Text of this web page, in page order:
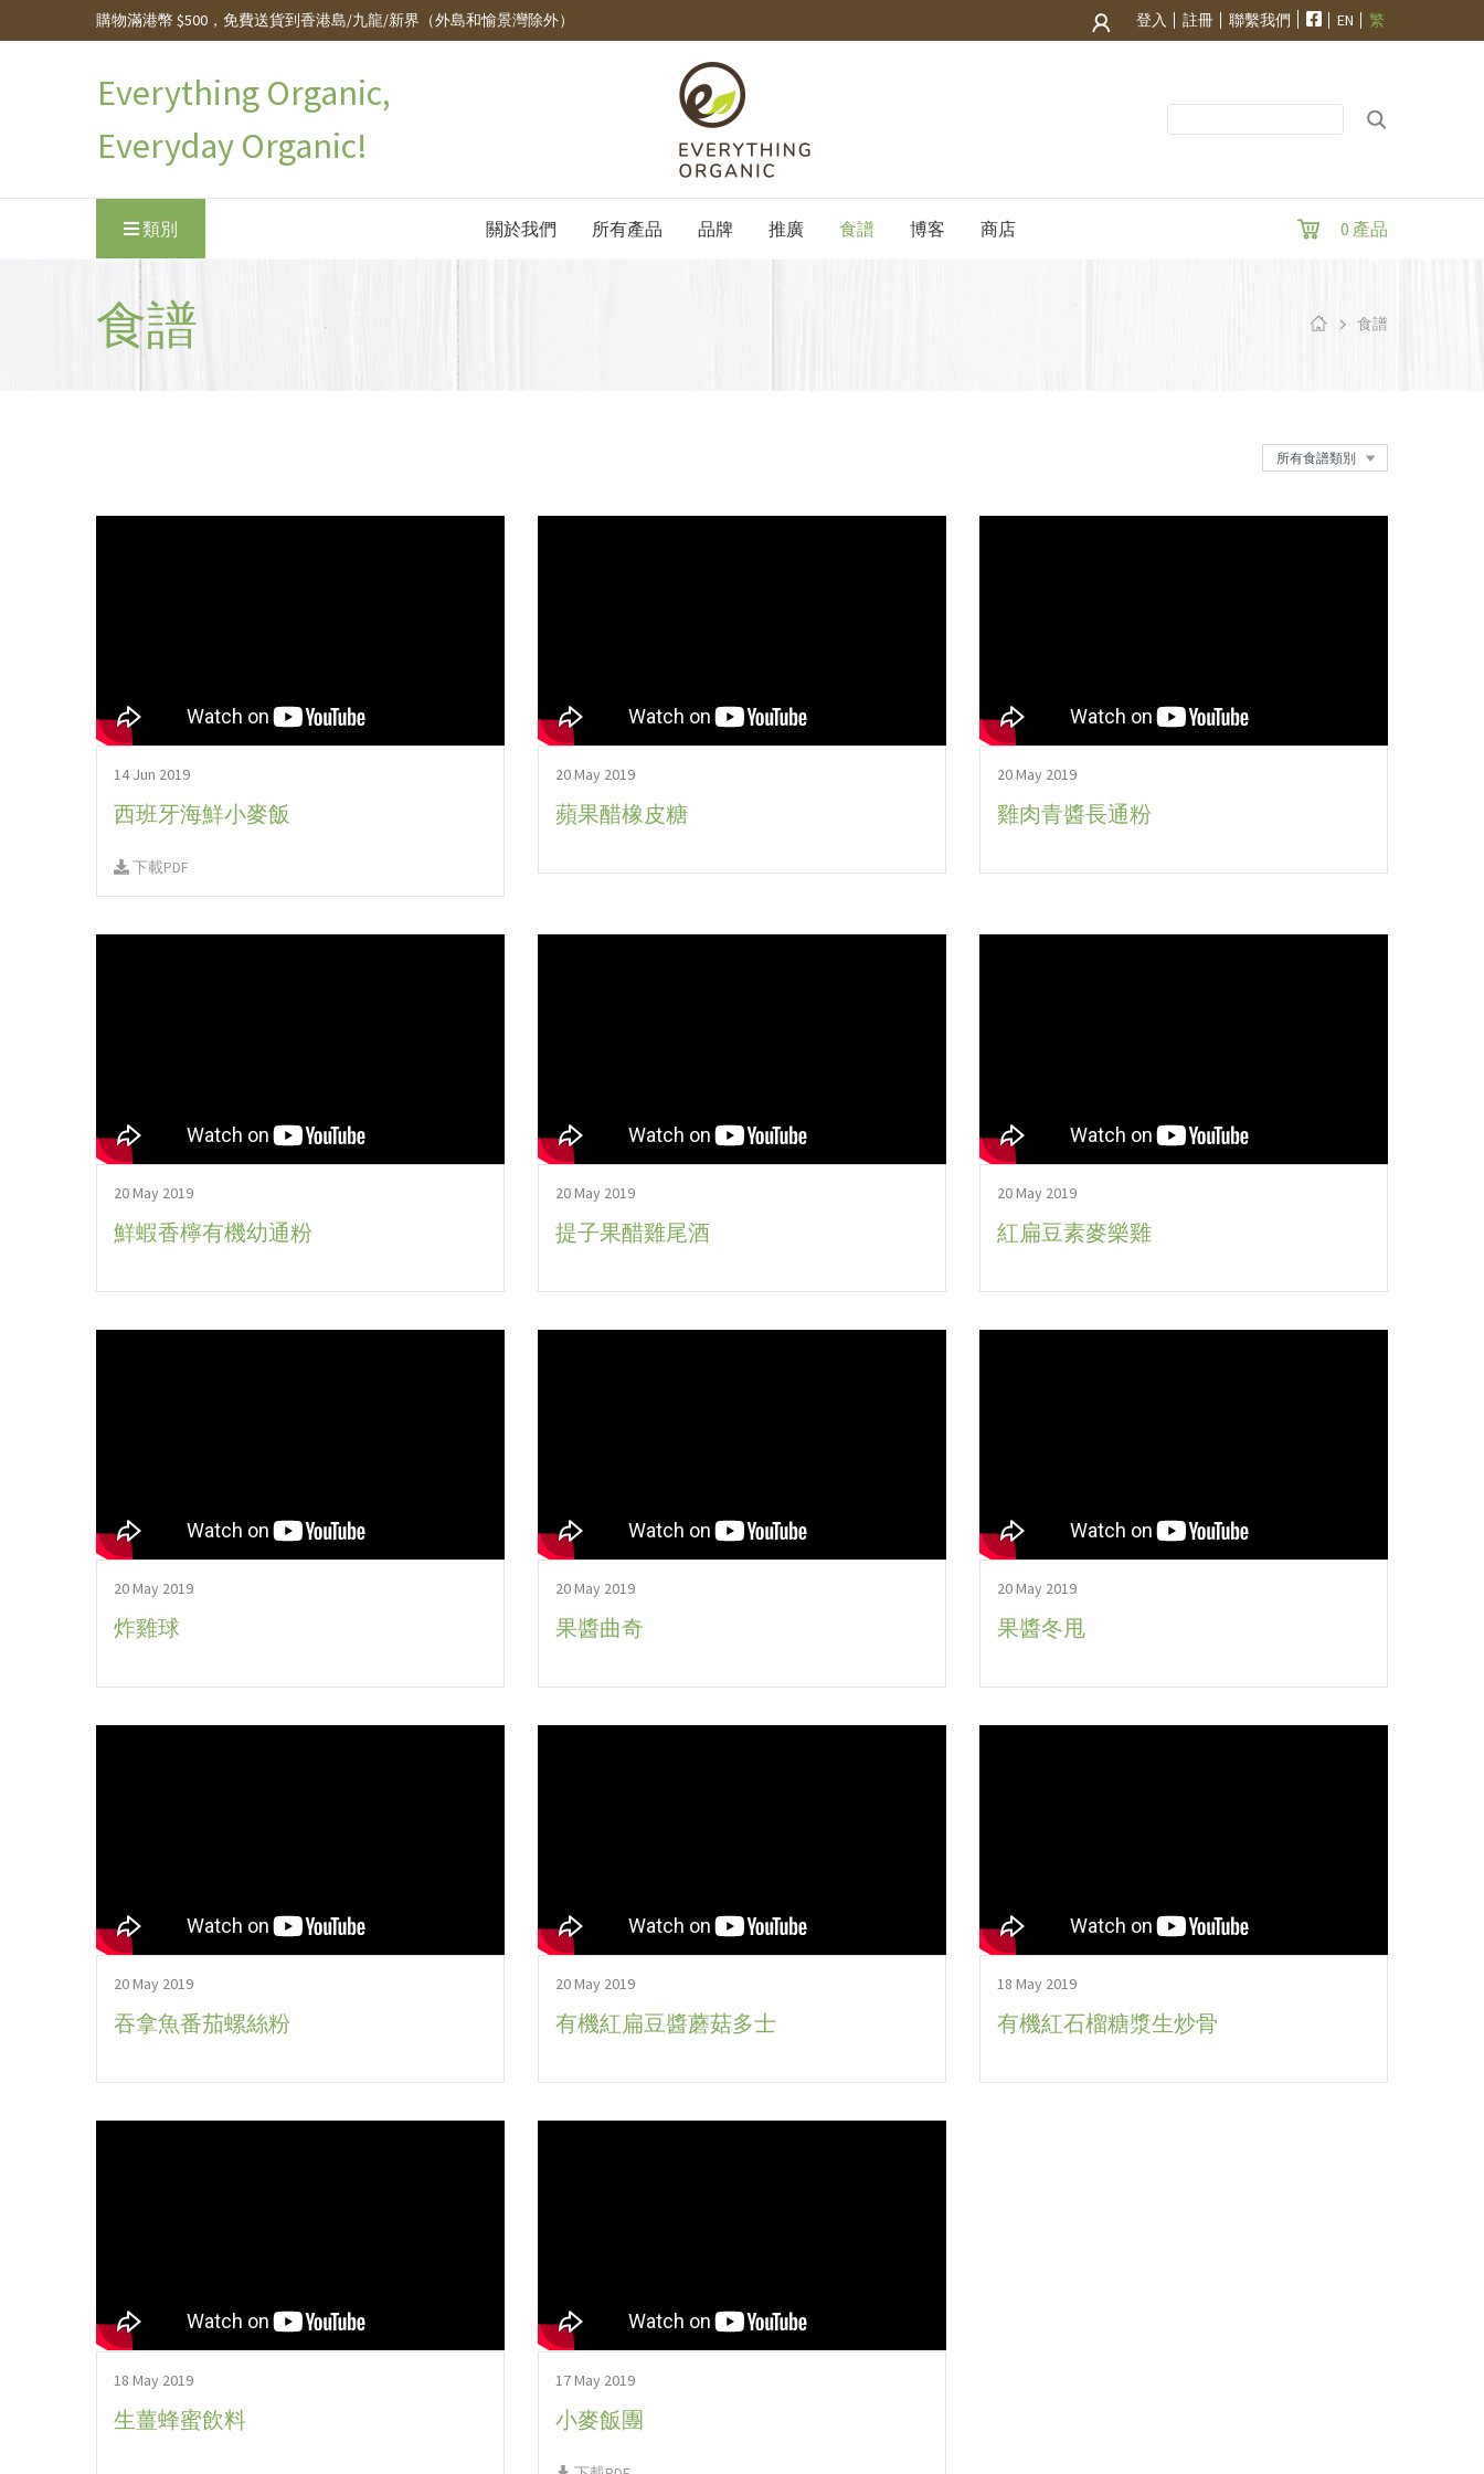
登入 註冊 聯繫我們 EN 繁
購物滿港幣 $500，免費送貨到香港島/九龍/新界（外島和愉景灣除外）
Everything Organic,
Everyday Organic!
類別 關於我們 所有產品 品牌 推廣 食譜 博客 商店 0 產品
食譜 食譜
14 Jun 2019
西班牙海鮮小麥飯
下載PDF
20 May 2019
蘋果醋橡皮糖
20 May 2019
雞肉青醬長通粉
20 May 2019
鮮蝦香檸有機幼通粉
20 May 2019
提子果醋雞尾酒
20 May 2019
紅扁豆素麥樂雞
20 May 2019
炸雞球
20 May 2019
果醬曲奇
20 May 2019
果醬冬甩
20 May 2019
吞拿魚番茄螺絲粉
20 May 2019
有機紅扁豆醬蘑菇多士
18 May 2019
有機紅石榴糖漿生炒骨
18 May 2019
生薑蜂蜜飲料
17 May 2019
小麥飯團